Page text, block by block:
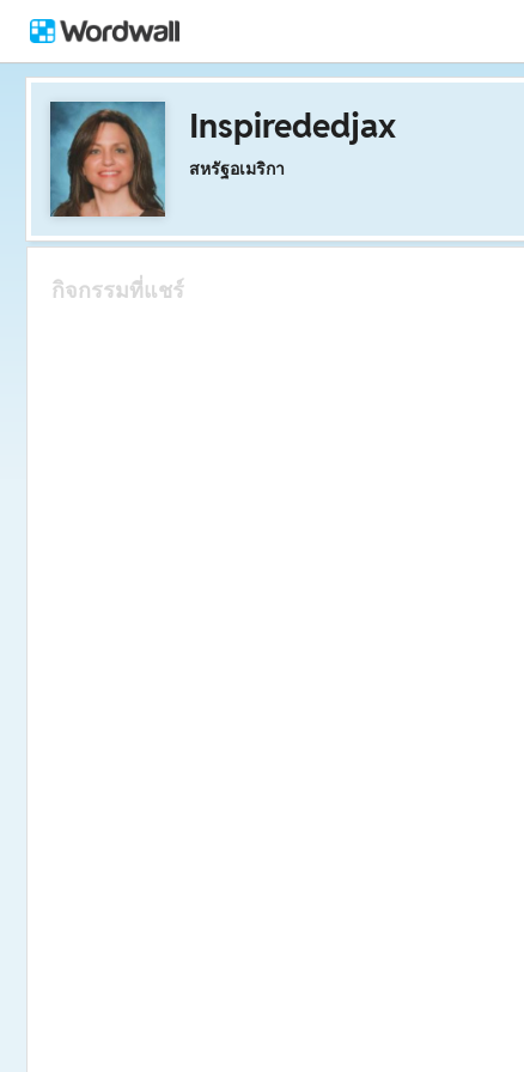
Inspirededjax
สหรัฐอเมริกา
กิจกรรมที่แชร์